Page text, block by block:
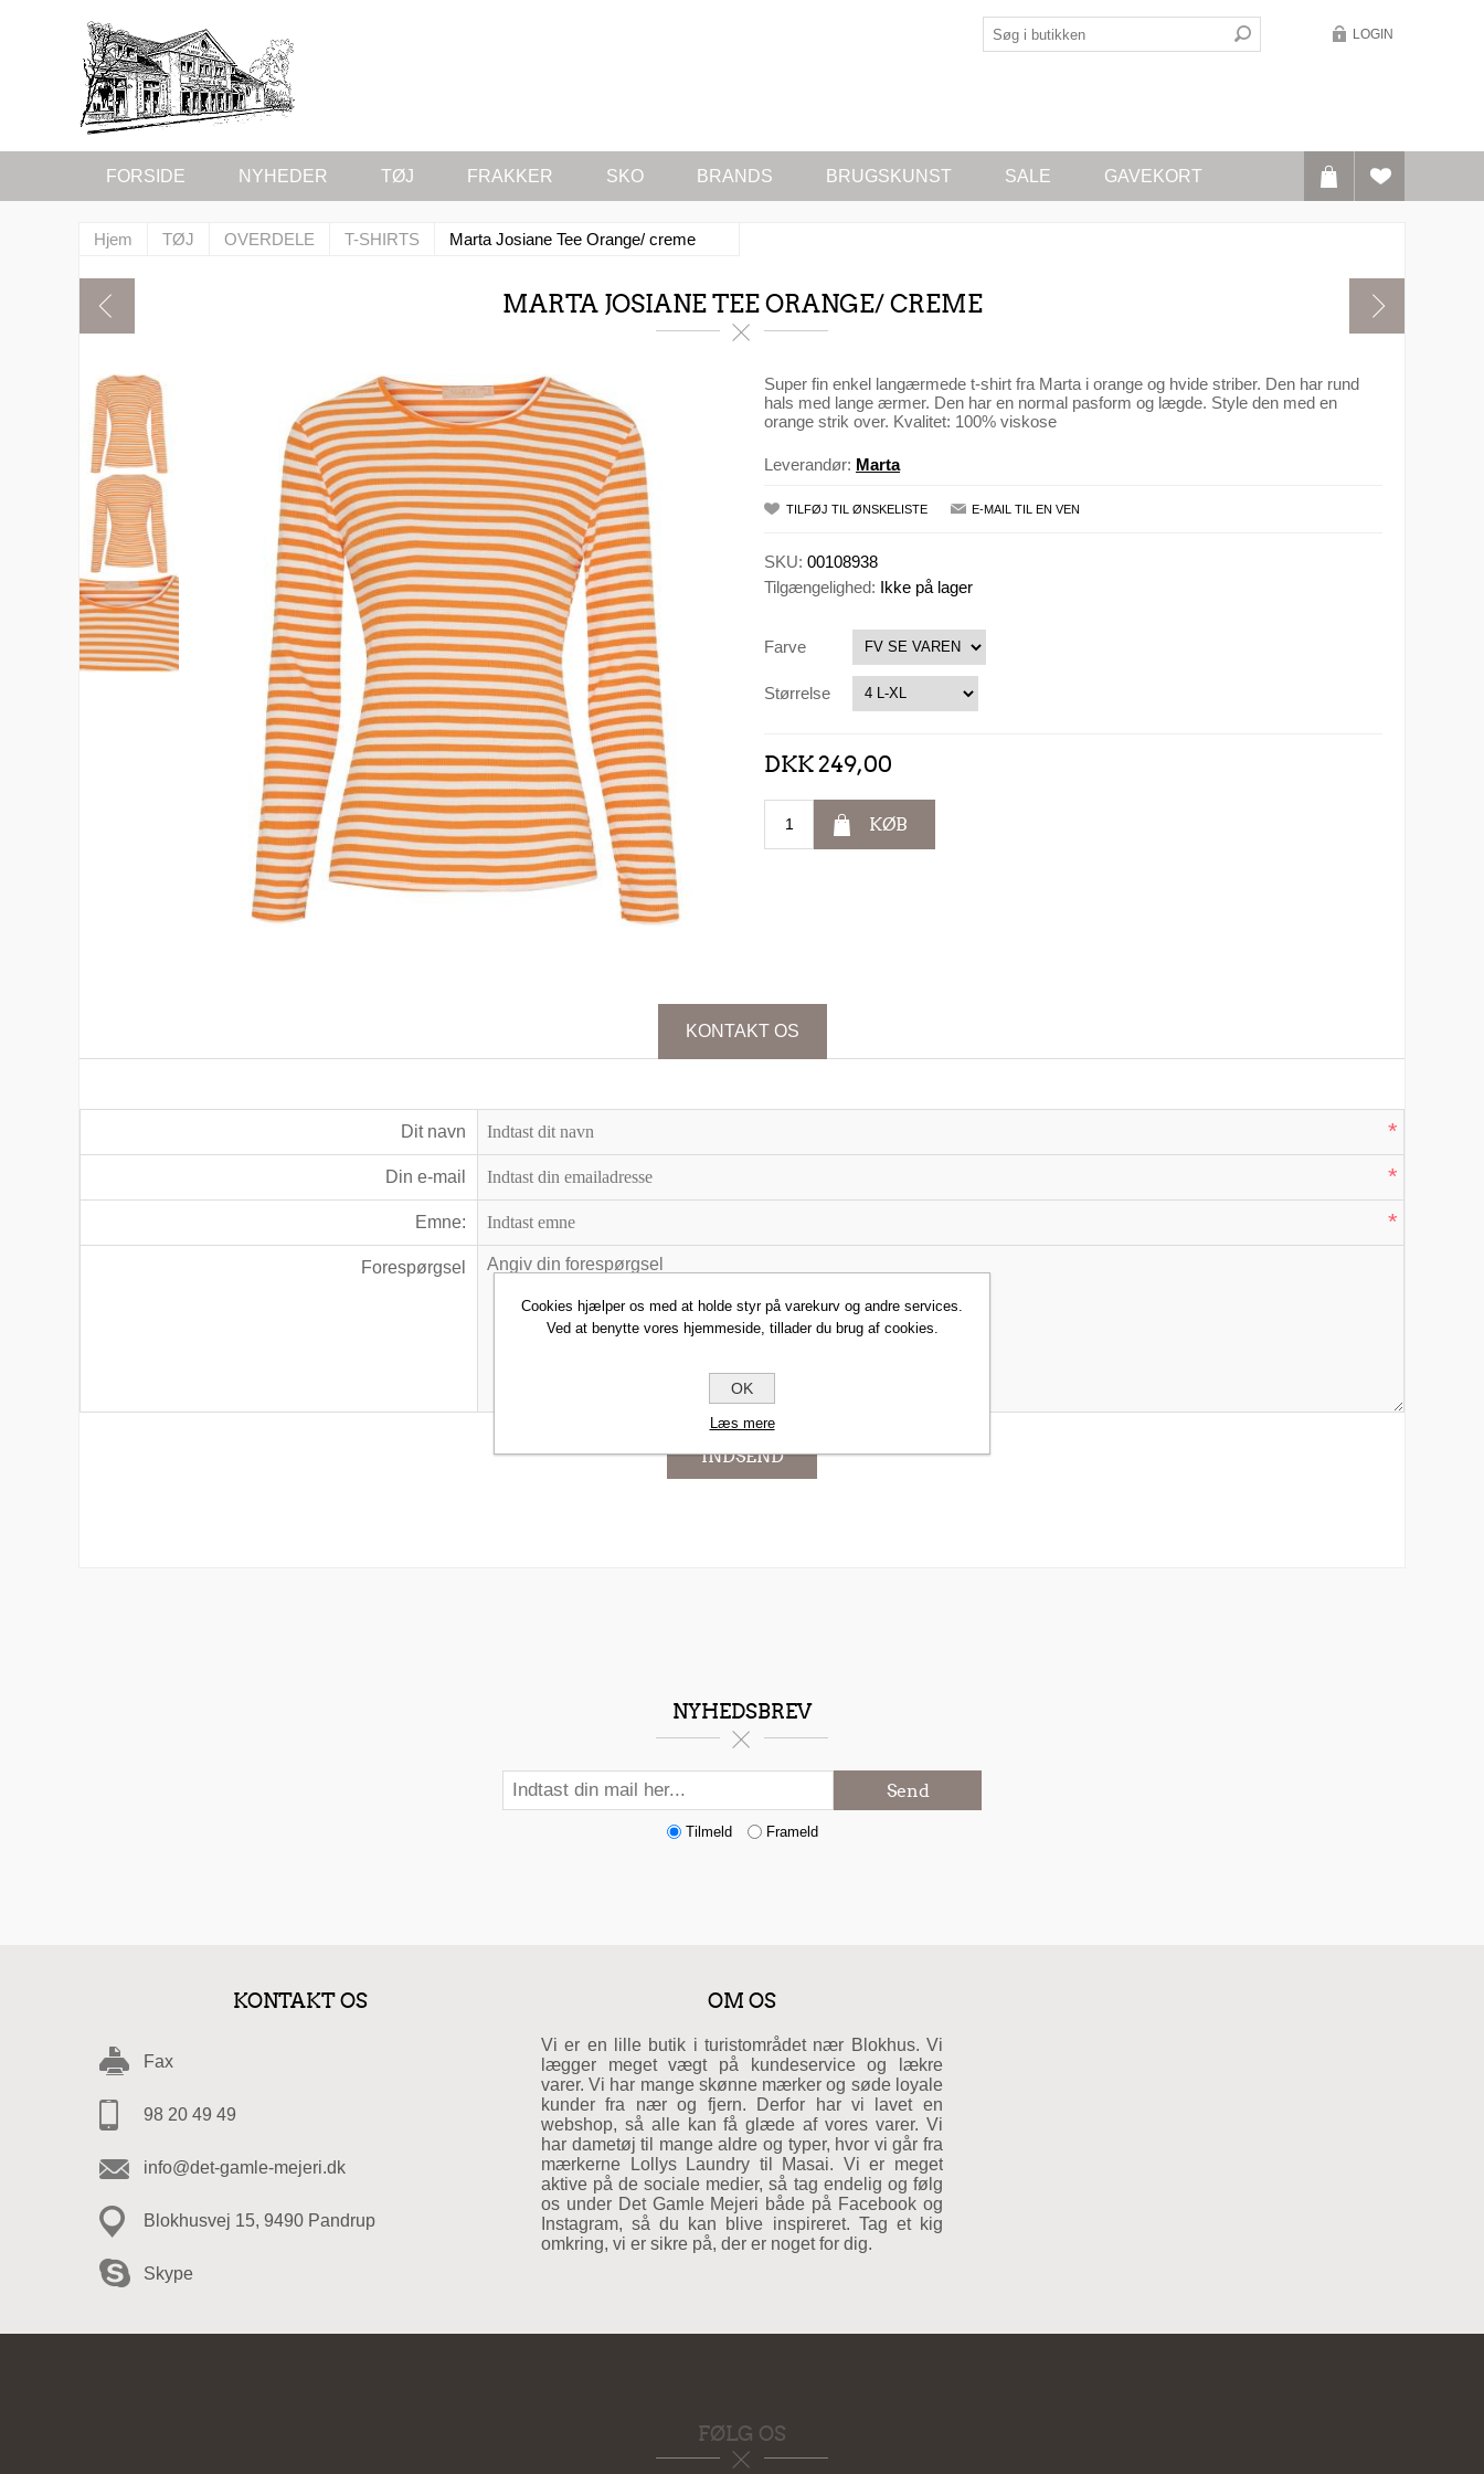
LOGIN
FORSIDE NYHEDER TØJ FRAKKER SKO BRANDS BRUGSKUNST SALE GAVEKORT
Hjem TØJ OVERDELE T-SHIRTS Marta Josiane Tee Orange/ creme
MARTA JOSIANE TEE ORANGE/ CREME
Super fin enkel langærmede t-shirt fra Marta i orange og hvide striber. Den har rund
hals med lange ærmer. Den har en normal pasform og lægde. Style den med en
orange strik over. Kvalitet: 100% viskose
Leverandør: Marta
TILFØJ TIL ØNSKELISTE E-MAIL TIL EN VEN
SKU: 00108938
Tilgængelighed: Ikke på lager
Farve
Størrelse
DKK 249,00
KØB
KONTAKT OS
Dit navn *
Din e-mail *
Emne: *
Forespørgsel
INDSEND
NYHEDSBREV
Send
Tilmeld Frameld
KONTAKT OS
Fax
98 20 49 49
info@det-gamle-mejeri.dk
Blokhusvej 15, 9490 Pandrup
Skype
OM OS
Vi er en lille butik i turistområdet nær Blokhus. Vi
lægger meget vægt på kundeservice og lækre
varer. Vi har mange skønne mærker og søde loyale
kunder fra nær og fjern. Derfor har vi lavet en
webshop, så alle kan få glæde af vores varer. Vi
har dametøj til mange aldre og typer, hvor vi går fra
mærkerne Lollys Laundry til Masai. Vi er meget
aktive på de sociale medier, så tag endelig og følg
os under Det Gamle Mejeri både på Facebook og
Instagram, så du kan blive inspireret. Tag et kig
omkring, vi er sikre på, der er noget for dig.
FØLG OS
Cookies hjælper os med at holde styr på varekurv og andre services.
Ved at benytte vores hjemmeside, tillader du brug af cookies.
OK
Læs mere